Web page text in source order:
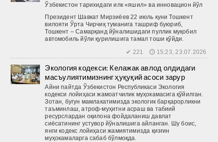
Ўзбекистон тарихидаги илк «яшил» ва инновацион йўл
Президент Шавкат Мирзиёев 22 июль куни Тошкент
вилояти Ўрта Чирчиқ туманига ташриф буюриб,
Тошкент – Самарқанд йўналишидаги пуллик муқобил
автомобиль йўли қурилишига тамал тоши қўйди.
✔ 221 🕔 15:23, 23.07.2026
Экология кодекси: Келажак авлод олдидаги
масъулиятимизнинг ҳуқуқий асоси зарур
Айни пайтда Ўзбекистон Респуб­ликаси Экология
кодекси лойиҳаси жамоатчилик муҳокамасига қўйилган.
Зотан, бугун мамлакатимизда экологик барқарорликни
таъминлаш, атроф-муҳитни асраш ва табиий
ресурслардан оқилона фойдаланиш давлат
сиёсатининг устувор йўналишига айланган. Шу боис,
янги кодекс лойиҳаси жамиятимизда қизғин
муҳокамаларга сабаб бўлмоқда.